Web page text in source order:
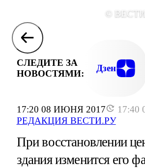
17:20 08 ИЮНЯ 2017
17:40
РЕДАКЦИЯ ВЕСТИ.РУ
©
СЛЕДИТЕ ЗА
НОВОСТЯМИ:
Дзен
При восстановлении
здания изменится его